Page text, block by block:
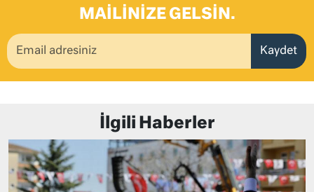
MAILINIZE GELSIN.
Kaydet
İlgili Haberler